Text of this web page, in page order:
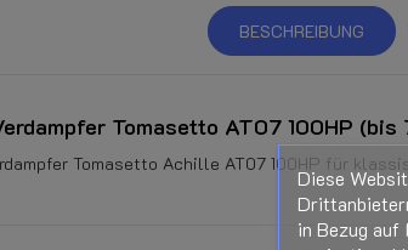
BESCHREIBUNG
Tomasetto AT07 100HP (bis
Tomasetto Achille AT07 100HP für
Diese
in Bezug auf